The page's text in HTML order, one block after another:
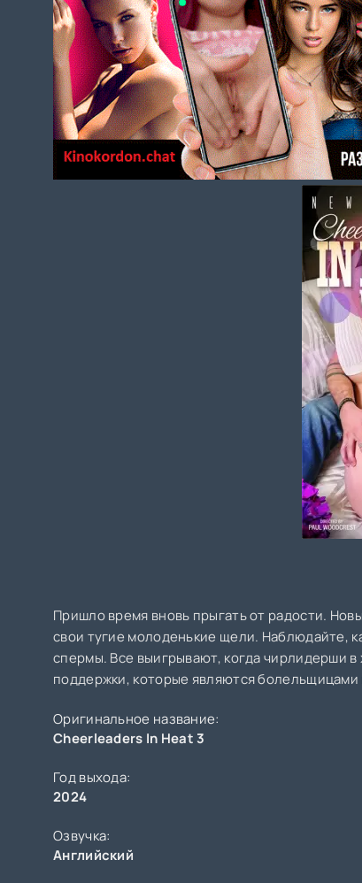
Пришло время вновь прыгать от радости.
свои тугие молоденькие щели. Наблюдайте,
спермы. Все выигрывают, когда чирлидерши
поддержки, которые являются
Оригинальное название:
Cheerleaders In Heat 3
Год выхода:
2024
Озвучка:
Английский